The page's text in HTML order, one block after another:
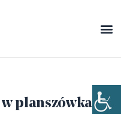
w planszówkach